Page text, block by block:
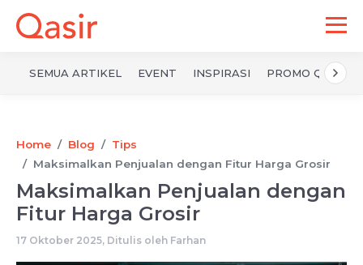
SEMUA ARTIKEL EVENT INSPIRASI PROMO QASIR
Home Blog
Tips
Maksimalkan Penjualan dengan Fitur Harga Grosir
Maksimalkan Penjualan dengan
Fitur Harga Grosir
17 Oktober 2025, Ditulis oleh Farhan